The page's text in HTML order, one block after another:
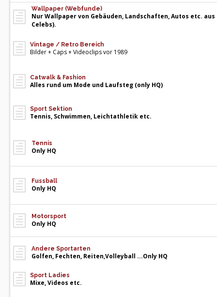
Wallpaper (Webfunde)
Nur Wallpaper von Gebäuden, Landschaften, Autos etc.
Celebs).
Vintage / Retro Bereich
Bilder + Caps + Videoclips vor 1989
Catwalk & Fashion
Alles rund um Mode und Laufsteg (only HQ)
Sport Sektion
Tennis, Schwimmen, Leichtathletik etc.
Tennis
Only HQ
Fussball
Only HQ
Motorsport
Only HQ
Andere Sportarten
Golfen, Fechten, Reiten,Volleyball ...Only HQ
Sport Ladies
Mixe, Videos etc.